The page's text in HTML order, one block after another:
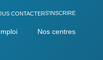
CONTACTERS'INSCRIRE
Nos centres